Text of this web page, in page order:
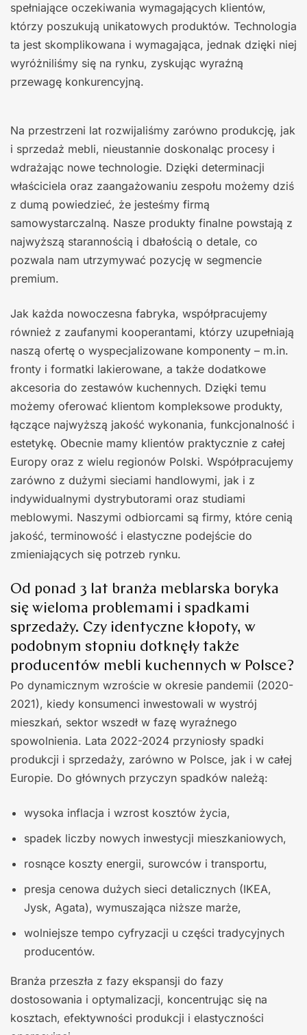
spełniające oczekiwania wymagających klientów,
którzy poszukują unikatowych produktów. Technologia
ta jest skomplikowana i wymagająca, jednak dzięki niej
wyróżniliśmy się na rynku, zyskując wyraźną
przewagę konkurencyjną.
Na przestrzeni lat rozwijaliśmy zarówno produkcję, jak
i sprzedaż mebli, nieustannie doskonaląc procesy i
wdrażając nowe technologie. Dzięki determinacji
właściciela oraz zaangażowaniu zespołu możemy dziś
z dumą powiedzieć, że jesteśmy firmą
samowystarczalną. Nasze produkty finalne powstają z
najwyższą starannością i dbałością o detale, co
pozwala nam utrzymywać pozycję w segmencie
premium.
Jak każda nowoczesna fabryka, współpracujemy
również z zaufanymi kooperantami, którzy uzupełniają
naszą ofertę o wyspecjalizowane komponenty – m.in.
fronty i formatki lakierowane, a także dodatkowe
akcesoria do zestawów kuchennych. Dzięki temu
możemy oferować klientom kompleksowe produkty,
łączące najwyższą jakość wykonania, funkcjonalność i
estetykę. Obecnie mamy klientów praktycznie z całej
Europy oraz z wielu regionów Polski. Współpracujemy
zarówno z dużymi sieciami handlowymi, jak i z
indywidualnymi dystrybutorami oraz studiami
meblowymi. Naszymi odbiorcami są firmy, które cenią
jakość, terminowość i elastyczne podejście do
zmieniających się potrzeb rynku.
Od ponad 3 lat branża meblarska boryka
się wieloma problemami i spadkami
sprzedaży. Czy identyczne kłopoty, w
podobnym stopniu dotknęły także
producentów mebli kuchennych w Polsce?
Po dynamicznym wzroście w okresie pandemii (2020-
2021), kiedy konsumenci inwestowali w wystrój
mieszkań, sektor wszedł w fazę wyraźnego
spowolnienia. Lata 2022-2024 przyniosły spadki
produkcji i sprzedaży, zarówno w Polsce, jak i w całej
Europie. Do głównych przyczyn spadków należą:
wysoka inflacja i wzrost kosztów życia,
spadek liczby nowych inwestycji mieszkaniowych,
rosnące koszty energii, surowców i transportu,
presja cenowa dużych sieci detalicznych (IKEA,
Jysk, Agata), wymuszająca niższe marże,
wolniejsze tempo cyfryzacji u części tradycyjnych
producentów.
Branża przeszła z fazy ekspansji do fazy
dostosowania i optymalizacji, koncentrując się na
kosztach, efektywności produkcji i elastyczności